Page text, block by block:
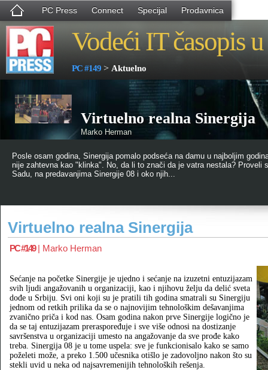
PC Press Connect Specijal Prodavnica
Vodeći IT časopis
PC #149 > Aktuelno
Virtuelno realna Sinergija
Marko Herman
Posle osam godina, Sinergija pomalo podseća na damu u najboljim
nije zahtevna kao "klinka". No, da li to znači da je vatra nestala? Proveli
Sadu, na predavanjima Sinergije 08 i oko njih...
Virtuelno realna Sinergija
PC #149| Marko Herman
Sećanje na početke Sinergije je ujedno i sećanje na izuzetni entuzijazam
svih ljudi angažovanih u organizaciji, kao i njihovu želju da delić sveta
dođe u Srbiju. Svi oni koji su je pratili tih godina smatrali su Sinergiju
jednom od retkih prilika da se o najnovijim tehnološkim dešavanjima
zvanično priča i kod nas. Osam godina nakon prve Sinergije logično je
da se taj entuzijazam preraspoređuje i sve više odnosi na dostizanje
savršenstva u organizaciji umesto na angažovanje da sve prođe kako
treba. Sinergija 08 je u tome uspela: sve je funkcionisalo kako se samo
poželeti može, a preko 1.500 učesnika otišlo je zadovoljno nakon što su
stekli uvid u neka od najsavremenijih tehnoloških rešenja.